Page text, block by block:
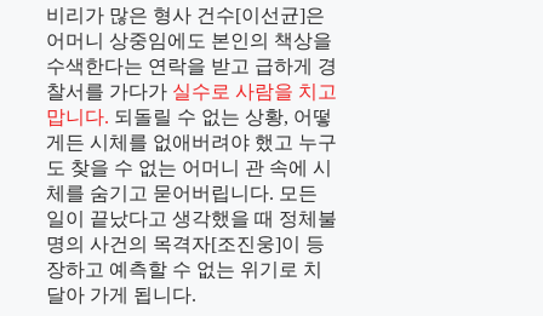
비리가 많은 형사 건수[이선균]은
어머니 상중임에도 본인의 책상을
수색한다는 연락을 받고 급하게 경
찰서를 가다가 실수로 사람을 치고
맙니다. 되돌릴 수 없는 상황, 어떻
게든 시체를 없애버려야 했고 누구
도 찾을 수 없는 어머니 관 속에 시
체를 숨기고 묻어버립니다. 모든
일이 끝났다고 생각했을 때 정체불
명의 사건의 목격자[조진웅]이 등
장하고 예측할 수 없는 위기로 치
달아 가게 됩니다.